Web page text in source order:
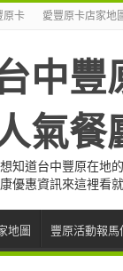
原卡 愛豐原卡店家地
中
氣
知道台中豐原在地
優惠資訊來這裡看就
地圖 豐原活動報馬